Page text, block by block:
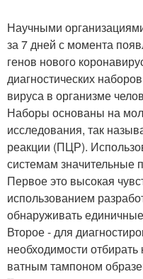
Научными
за 7 дней с момента
генов нового
диагностических
вируса в организме
Наборы основаны на
исследования, так
реакции (ПЦР).
системам значительные
Первое это высокая
использованием
обнаруживать
Второе - для
необходимости отбирать
ватным тампоном